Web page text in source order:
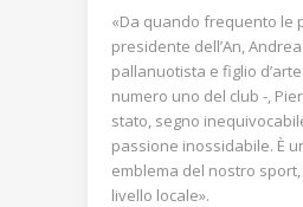
«Da quando frequento le
presidente dell’An,
pallanuotista e figlio
numero uno del club -,
stato, segno
passione inossidabile. È
emblema del nostro
livello locale».